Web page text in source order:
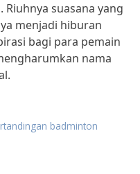
suasana yang
menjadi hiburan
bagi para pemain
nama
badminton